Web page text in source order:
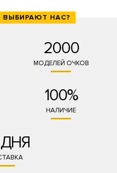
НАС?
2000
МОДЕЛЕЙ ОЧКОВ
100%
НАЛИЧИЕ
ДНЯ